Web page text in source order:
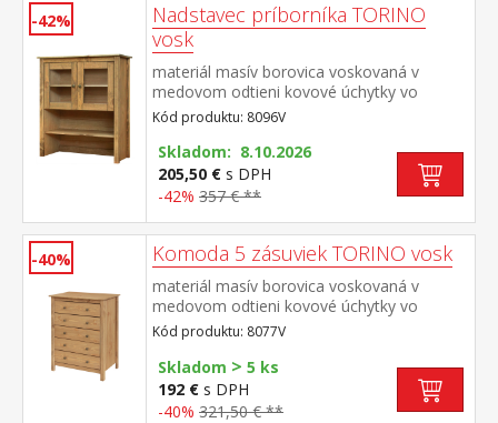
-42%
Nadstavec príborníka TORINO
vosk
materiál masív borovica voskovaná v
medovom odtieni kovové úchytky vo
farebnom prevedení černená mosadz 2
presklené dvere, 1 polica nadstavec
príborníka 8095V
Kód produktu: 8096V
Skladom: 8.10.2026
205,50 € s DPH
-42% 357 € **
-40% Komoda 5 zásuviek TORINO vosk
materiál masív borovica voskovaná v
medovom odtieni kovové úchytky vo
farebnom prevedení černená mosadz päť
zásuviek s kovovými pojazdmi
Kód produktu: 8077V
Skladom > 5 ks
192 € s DPH
-40% 321,50 € **